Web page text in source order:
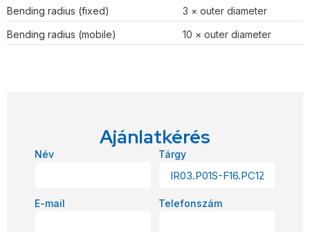
Bending radius (fixed)
3 × outer diameter
Bending radius (mobile)
10 × outer diameter
Ajánlatkérés
Név Tárgy
E-mail Telefonszám